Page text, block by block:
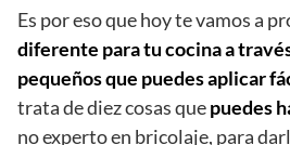
Es por eso que hoy te vamos a
diferente para tu cocina a
pequeños que puedes aplicar
trata de diez cosas quepuedes
no experto en bricolaje, para